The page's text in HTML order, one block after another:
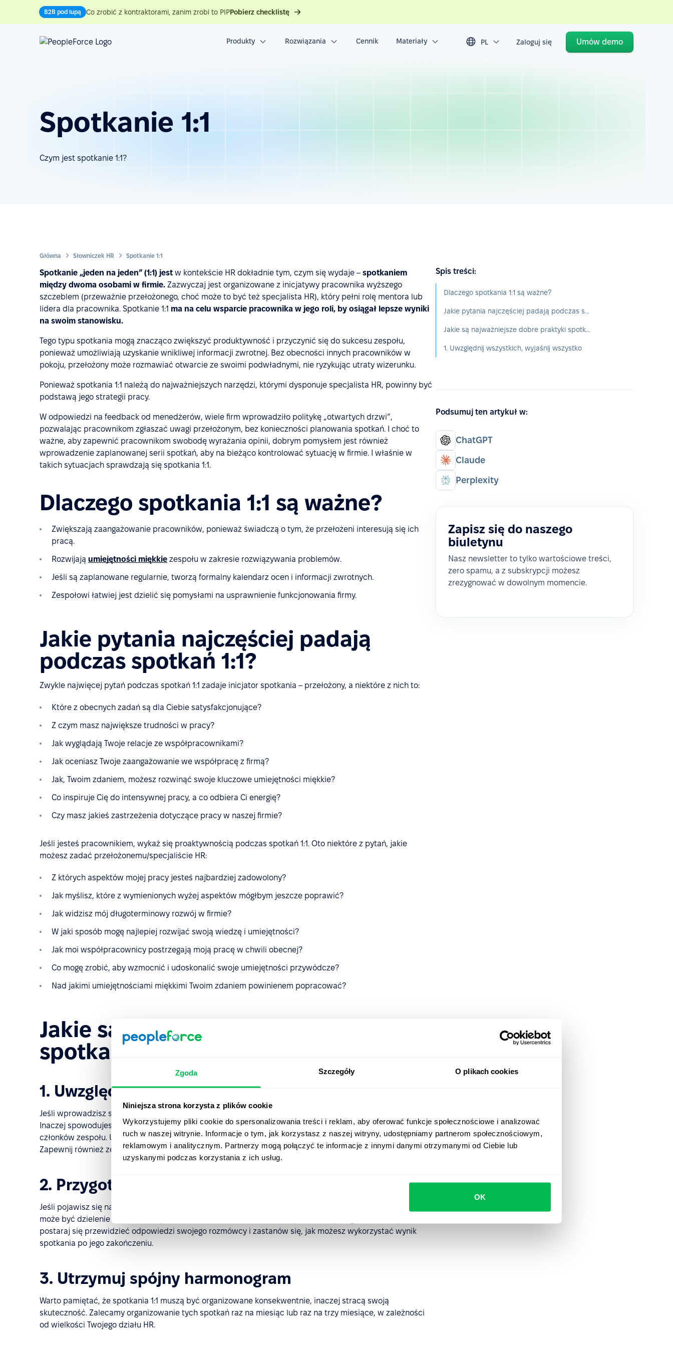
Zgoda Szczegóły O plikach cookies
Niniejsza strona korzysta z plików cookie
Wykorzystujemy pliki cookie do spersonalizowania treści i reklam, aby oferować funkcje społecznościowe i analizować
ruch w naszej witrynie. Informacje o tym, jak korzystasz z naszej witryny, udostępniamy partnerom społecznościowym,
reklamowym i analitycznym. Partnerzy mogą połączyć te informacje z innymi danymi otrzymanymi od Ciebie lub
uzyskanymi podczas korzystania z ich usług.
OK
B2B pod lupą Co zrobić z kontraktorami, zanim zrobi to PIPPobierz checklistę
Produkty Rozwiązania Cennik Materiały PL Zaloguj się Umów demo
Spotkanie 1:1
Czym jest spotkanie 1:1?
Główna Słowniczek HR Spotkanie 1:1
Spotkanie „jeden na jeden” (1:1) jest w kontekście HR dokładnie tym, czym się wydaje –spotkaniem
między dwoma osobami w firmie. Zazwyczaj jest organizowane z inicjatywy pracownika wyższego
szczeblem (przeważnie przełożonego, choć może to być też specjalista HR), który pełni rolę mentora lub
lidera dla pracownika. Spotkanie 1:1 ma na celu wsparcie pracownika w jego roli, by osiągał lepsze wyniki
na swoim stanowisku.
Tego typu spotkania mogą znacząco zwiększyć produktywność i przyczynić się do sukcesu zespołu,
ponieważ umożliwiają uzyskanie wnikliwej informacji zwrotnej. Bez obecności innych pracowników w
pokoju, przełożony może rozmawiać otwarcie ze swoimi podwładnymi, nie ryzykując utraty wizerunku.
Ponieważ spotkania 1:1 należą do najważniejszych narzędzi, którymi dysponuje specjalista HR, powinny być
podstawą jego strategii pracy.
W odpowiedzi na feedback od menedżerów, wiele firm wprowadziło politykę „otwartych drzwi”,
pozwalając pracownikom zgłaszać uwagi przełożonym, bez konieczności planowania spotkań. I choć to
ważne, aby zapewnić pracownikom swobodę wyrażania opinii, dobrym pomysłem jest również
wprowadzenie zaplanowanej serii spotkań, aby na bieżąco kontrolować sytuację w firmie. I właśnie w
takich sytuacjach sprawdzają się spotkania 1:1.
Dlaczego spotkania 1:1 są ważne?
Zwiększają zaangażowanie pracowników, ponieważ świadczą o tym, że przełożeni interesują się ich
pracą.
Rozwijają umiejętności miękkie zespołu w zakresie rozwiązywania problemów.
Jeśli są zaplanowane regularnie, tworzą formalny kalendarz ocen i informacji zwrotnych.
Zespołowi łatwiej jest dzielić się pomysłami na usprawnienie funkcjonowania firmy.
Jakie pytania najczęściej padają
podczas spotkań 1:1?
Zwykle najwięcej pytań podczas spotkań 1:1 zadaje inicjator spotkania – przełożony, a niektóre z nich to:
Które z obecnych zadań są dla Ciebie satysfakcjonujące?
Z czym masz największe trudności w pracy?
Jak wyglądają Twoje relacje ze współpracownikami?
Jak oceniasz Twoje zaangażowanie we współpracę z firmą?
Jak, Twoim zdaniem, możesz rozwinąć swoje kluczowe umiejętności miękkie?
Co inspiruje Cię do intensywnej pracy, a co odbiera Ci energię?
Czy masz jakieś zastrzeżenia dotyczące pracy w naszej firmie?
Jeśli jesteś pracownikiem, wykaż się proaktywnością podczas spotkań 1:1. Oto niektóre z pytań, jakie
możesz zadać przełożonemu/specjaliście HR:
Z których aspektów mojej pracy jesteś najbardziej zadowolony?
Jak myślisz, które z wymienionych wyżej aspektów mógłbym jeszcze poprawić?
Jak widzisz mój długoterminowy rozwój w firmie?
W jaki sposób mogę najlepiej rozwijać swoją wiedzę i umiejętności?
Jak moi współpracownicy postrzegają moją pracę w chwili obecnej?
Co mogę zrobić, aby wzmocnić i udoskonalić swoje umiejętności przywódcze?
Nad jakimi umiejętnościami miękkimi Twoim zdaniem powinienem popracować?
Jakie są najważniejsze dobre praktyki
spotkań 1:1?
1. Uwzględnij wszystkich, wyjaśnij wszystko
Jeśli wprowadzisz system spotkań 1:1, koniecznie musisz zadbać o to, aby wszyscy byli w nie zaangażowani.
Inaczej spowodujesz obniżenie morale pracowników, tworząc poczucie wykluczenia wśród niektórych
członków zespołu. Upewnij się, że wyjaśnisz cel tych spotkań i to, co masz nadzieję dzięki nim uzyskać.
Zapewnij również zespół, że nie mają one charakteru dyscyplinarnego.
2. Przygotuj się do każdego spotkania
Jeśli pojawisz się na spotkaniu 1:1 bez odpowiedniego przygotowania, szybko przekonasz się, jak niezręczne
może być dzielenie z kimś małej przestrzeni w milczeniu. Przyjdź na spotkanie z przygotowanymi pytaniami,
postaraj się przewidzieć odpowiedzi swojego rozmówcy i zastanów się, jak możesz wykorzystać wynik
spotkania po jego zakończeniu.
3. Utrzymuj spójny harmonogram
Warto pamiętać, że spotkania 1:1 muszą być organizowane konsekwentnie, inaczej stracą swoją
skuteczność. Zalecamy organizowanie tych spotkań raz na miesiąc lub raz na trzy miesiące, w zależności
od wielkości Twojego działu HR.
Spis treści:
Dlaczego spotkania 1:1 są ważne?
Jakie pytania najczęściej padają podczas spotkań 1:1?
Jakie są najważniejsze dobre praktyki spotkań 1:1?
1. Uwzględnij wszystkich, wyjaśnij wszystko
Podsumuj ten artykuł w:
ChatGPT
Claude
Perplexity
Zapisz się do naszego
biuletynu
Nasz newsletter to tylko wartościowe treści,
zero spamu, a z subskrypcji możesz
zrezygnować w dowolnym momencie.